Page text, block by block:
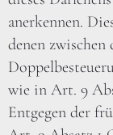
anerkennen.
denen
wie in Art. 9
Entgegen der